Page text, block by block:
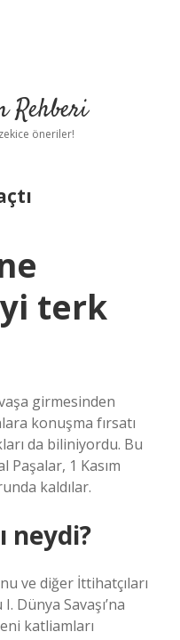
Rehberi
öneriler!
terk
girmesinden
konuşma fırsatı
da biliniyordu. Bu
Paşalar, 1 Kasım
kaldılar.
neydi?
ve diğer İttihatçıları
Dünya Savaşı’na
katliamları